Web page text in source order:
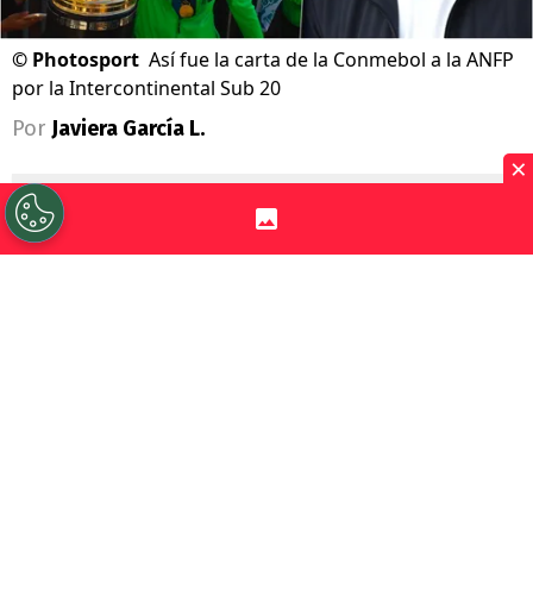
© Photosport Así fue la carta de la Conmebol a la ANFP
por la Intercontinental Sub 20
Por Javiera García L.
×